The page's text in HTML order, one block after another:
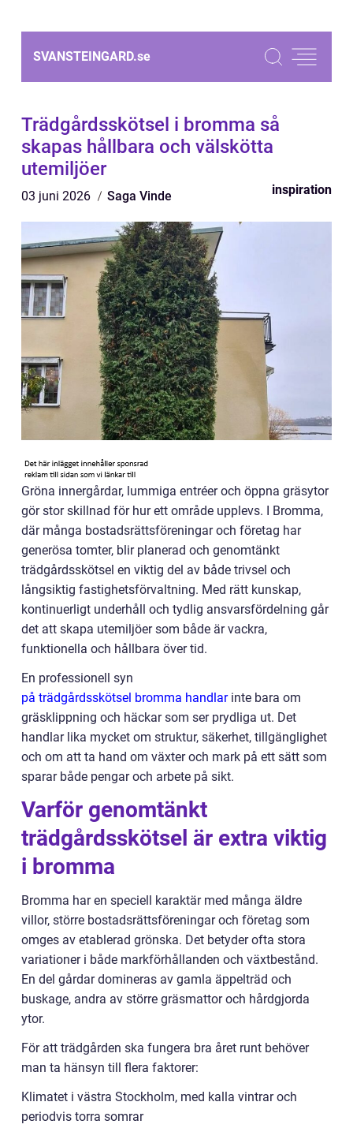
SVANSTEINGARD.se
Trädgårdsskötsel i bromma så
skapas hållbara och välskötta
utemiljöer
03 juni 2026 Saga Vinde inspiration
Gröna innergårdar, lummiga entréer och öppna gräsytor
gör stor skillnad för hur ett område upplevs. I Bromma,
där många bostadsrättsföreningar och företag har
generösa tomter, blir planerad och genomtänkt
trädgårdsskötsel en viktig del av både trivsel och
långsiktig fastighetsförvaltning. Med rätt kunskap,
kontinuerligt underhåll och tydlig ansvarsfördelning går
det att skapa utemiljöer som både är vackra,
funktionella och hållbara över tid.
En professionell syn
på trädgårdsskötsel bromma handlarinte bara om
gräsklippning och häckar som ser prydliga ut. Det
handlar lika mycket om struktur, säkerhet, tillgänglighet
och om att ta hand om växter och mark på ett sätt som
sparar både pengar och arbete på sikt.
Varför genomtänkt
trädgårdsskötsel är extra viktig
i bromma
Bromma har en speciell karaktär med många äldre
villor, större bostadsrättsföreningar och företag som
omges av etablerad grönska. Det betyder ofta stora
variationer i både markförhållanden och växtbestånd.
En del gårdar domineras av gamla äppelträd och
buskage, andra av större gräsmattor och hårdgjorda
ytor.
För att trädgården ska fungera bra året runt behöver
man ta hänsyn till flera faktorer:
Klimatet i västra Stockholm, med kalla vintrar och
periodvis torra somrar